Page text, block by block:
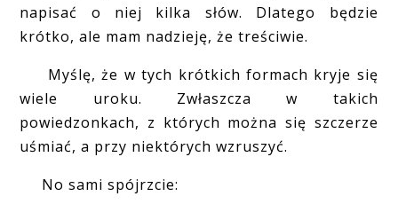
napisać o niej kilka słów. Dlatego będzie
krótko, ale mam nadzieję, że treściwie.
Myślę, że w tych krótkich formach kryje się
wiele uroku. Zwłaszcza w takich
powiedzonkach, z których można się szczerze
uśmiać, a przy niektórych wzruszyć.
No sami spójrzcie: